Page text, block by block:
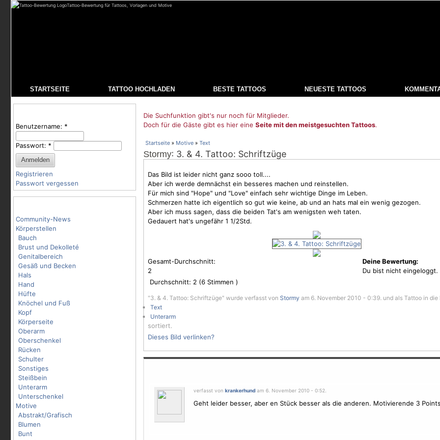
Tattoo-Bewertung für Tattoos, Vorlagen und Motive
STARTSEITE TATTOO HOCHLADEN BESTE TATTOOS NEUESTE TATTOOS
Benutzername: *
Passwort: *
Registrieren
Passwort vergessen
Community-News
Körperstellen
Bauch
Brust und Dekolleté
Genitalbereich
Gesäß und Becken
Hals
Hand
Hüfte
Knöchel und Fuß
Kopf
Körperseite
Oberarm
Oberschenkel
Rücken
Schulter
Sonstiges
Steißbein
Unterarm
Unterschenkel
Motive
Abstrakt/Grafisch
Blumen
Bunt
Die Suchfunktion gibt's nur noch für Mitglieder.
Doch für die Gäste gibt es hier eine Seite mit den meistgesuchten Tattoos.
Startseite » Motive » Text
Stormy: 3. & 4. Tattoo: Schriftzüge
Das Bild ist leider nicht ganz sooo toll....
Aber ich werde demnächst ein besseres machen und reinstellen.
Für mich sind "Hope" und "Love" einfach sehr wichtige Dinge im Leben.
Schmerzen hatte ich eigentlich so gut wie keine, ab und an hats mal ein wenig gezogen.
Aber ich muss sagen, dass die beiden Tat's am wenigsten weh taten.
Gedauert hat's ungefähr 1 1/2Std.
Gesamt-Durchschnitt:
2
Durchschnitt: 2 (6 Stimmen )
Deine Bewertung:
Du bist nicht eingeloggt.
"3. & 4. Tattoo: Schriftzüge" wurde verfasst von Stormy am 6. November 2010 - 0:39. und als Tattoo in die
Text
Unterarm
sortiert.
Dieses Bild verlinken?
verfasst von krankerhundam 6. November 2010 - 0:52.
Geht leider besser, aber en Stück besser als die anderen. Motivierende 3